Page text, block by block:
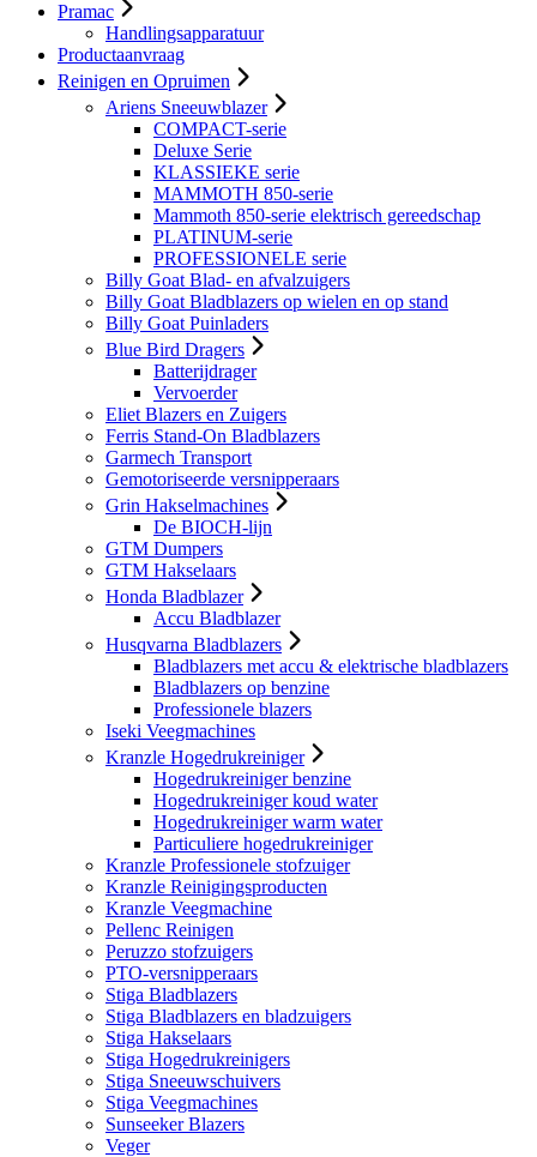
Pramac
Handlingsapparatuur
Productaanvraag
Reinigen en Opruimen
Ariens Sneeuwblazer
COMPACT-serie
Deluxe Serie
KLASSIEKE serie
MAMMOTH 850-serie
Mammoth 850-serie elektrisch gereedschap
PLATINUM-serie
PROFESSIONELE serie
Billy Goat Blad- en afvalzuigers
Billy Goat Bladblazers op wielen en op stand
Billy Goat Puinladers
Blue Bird Dragers
Batterijdrager
Vervoerder
Eliet Blazers en Zuigers
Ferris Stand-On Bladblazers
Garmech Transport
Gemotoriseerde versnipperaars
Grin Hakselmachines
De BIOCH-lijn
GTM Dumpers
GTM Hakselaars
Honda Bladblazer
Accu Bladblazer
Husqvarna Bladblazers
Bladblazers met accu & elektrische bladblazers
Bladblazers op benzine
Professionele blazers
Iseki Veegmachines
Kranzle Hogedrukreiniger
Hogedrukreiniger benzine
Hogedrukreiniger koud water
Hogedrukreiniger warm water
Particuliere hogedrukreiniger
Kranzle Professionele stofzuiger
Kranzle Reinigingsproducten
Kranzle Veegmachine
Pellenc Reinigen
Peruzzo stofzuigers
PTO-versnipperaars
Stiga Bladblazers
Stiga Bladblazers en bladzuigers
Stiga Hakselaars
Stiga Hogedrukreinigers
Stiga Sneeuwschuivers
Stiga Veegmachines
Sunseeker Blazers
Veger